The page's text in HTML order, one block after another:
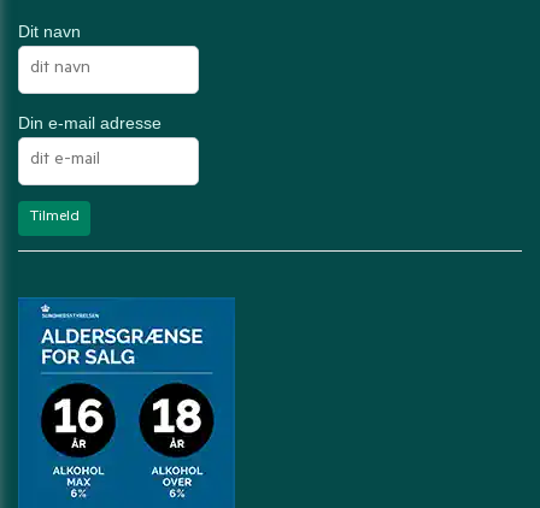
Dit navn
Din e-mail adresse